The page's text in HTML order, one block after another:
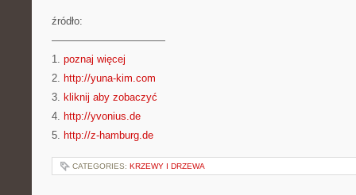
źródło:
———————————
1. poznaj więcej
2. http://yuna-kim.com
3. kliknij aby zobaczyć
4. http://yvonius.de
5. http://z-hamburg.de
CATEGORIES: KRZEWY I DRZEWA